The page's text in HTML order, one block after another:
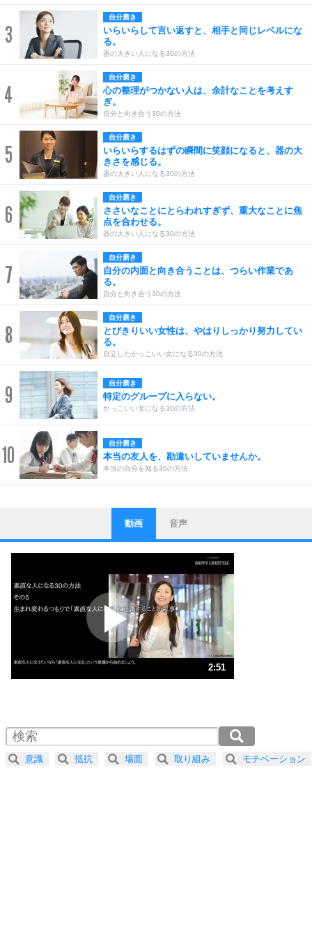
3
自分磨き
いらいらして言い返すと、相手と同じレベルにな
る。
器の大きい人になる30の方法
4
自分磨き
心の整理がつかない人は、余計なことを考えす
ぎ。
自分と向き合う30の方法
5
自分磨き
いらいらするはずの瞬間に笑顔になると、器の大
きさを感じる。
器の大きい人になる30の方法
6
自分磨き
ささいなことにとらわれすぎず、重大なことに焦
点を合わせる。
器の大きい人になる30の方法
7
自分磨き
自分の内面と向き合うことは、つらい作業であ
る。
自分と向き合う30の方法
8
自分磨き
とびきりいい女性は、やはりしっかり努力してい
る。
自立したかっこいい女になる30の方法
9 自分磨き
特定のグループに入らない。
かっこいい女になる30の方法
10 自分磨き
本当の友人を、勘違いしていませんか。
本当の自分を知る30の方法
1
ストレス対策
他人と比べない。
いっそのこと、他人を見ない。
いらいらしない人になる30の方法
プラス思考
ポジティブになれない原因は、行動しないから。
ポジティブ思考になる30の方法
ストレス対策
人生、なんとかなるもの。
気楽に生きる30の方法
4 器の大きい人は、怒りを優しさで表現する。
プラス思考
動画 音声
2:51
2.0倍速 （335KB 1分25秒）
2.5倍速 （269KB 1分8秒）
3.0倍速 （224KB 57秒）
意識 抵抗 場面 取り組み モチベーション